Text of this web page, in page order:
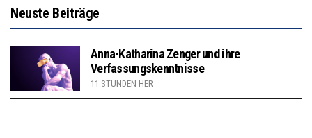
Neuste Beiträge
Anna-Katharina Zenger und ihre
Verfassungskenntnisse
11 STUNDEN HER